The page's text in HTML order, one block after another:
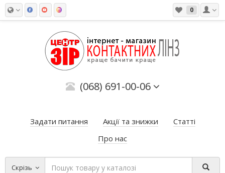
0
(068) 691-00-06
Задати питання Акції та знижки
Статті
Про нас
Скрізь